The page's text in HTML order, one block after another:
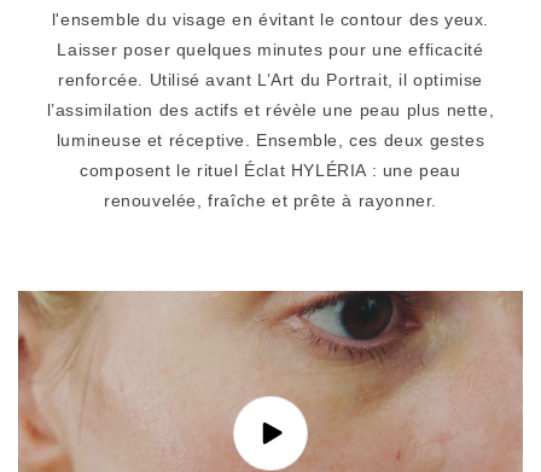
l'ensemble du visage en évitant le contour des yeux.
Laisser poser quelques minutes pour une efficacité
renforcée. Utilisé avant L’Art du Portrait, il optimise
l’assimilation des actifs et révèle une peau plus nette,
lumineuse et réceptive. Ensemble, ces deux gestes
composent le rituel Éclat HYLÉRIA : une peau
renouvelée, fraîche et prête à rayonner.